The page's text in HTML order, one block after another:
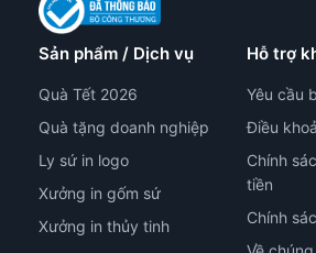
Sản phẩm / Dịch vụ
Quà Tết 2026
Quà tặng doanh nghiệp
Ly sứ in logo
Xưởng in gốm sứ
Xưởng in thủy tinh
Hỗ trợ
Yêu cầu
Điều
Chính
tiền
Chính